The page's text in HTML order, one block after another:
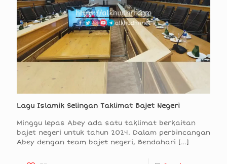
Lagu Islamik Selingan Taklimat Bajet Negeri
Minggu lepas Abey ada satu taklimat berkaitan
bajet negeri untuk tahun 2024. Dalam perbincangan
Abey dengan team bajet negeri, Bendahari […]